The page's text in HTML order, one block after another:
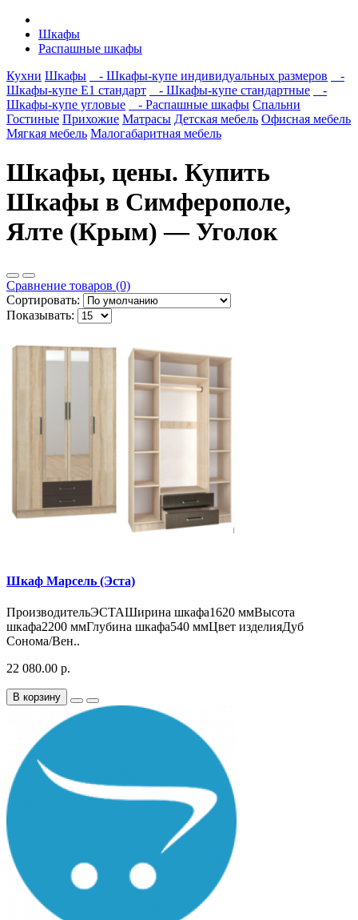
Шкафы
Распашные шкафы
Кухни Шкафы - Шкафы-купе индивидуальных размеров
-
Шкафы-купе Е1 стандарт
- Шкафы-купе стандартные
-
Шкафы-купе угловые
- Распашные шкафы Спальни
Гостиные Прихожие Матрасы Детская мебель Офисная мебель
Мягкая мебель Малогабаритная мебель
Шкафы, цены. Купить
Шкафы в Симферополе,
Ялте (Крым) — Уголок
Сравнение товаров (0)
Сортировать:
Показывать:
Шкаф Марсель (Эста)
ПроизводительЭСТАШирина шкафа1620 ммВысота
шкафа2200 ммГлубина шкафа540 ммЦвет изделияДуб
Сонома/Вен..
22 080.00 р.
В корзину